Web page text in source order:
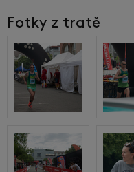
Fotky z tratě